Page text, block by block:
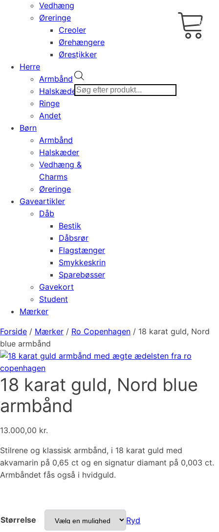
Vedhæng
Øreringe
Creoler
Ørehængere
Ørestikker
Herre
Armbånd
Halskæder
Ringe
Andet
Børn
Armbånd
Halskæder
Vedhæng &
Charms
Øreringe
Gaveartikler
Dåb
Bestik
Dåbsrør
Flagstænger
Smykkeskrin
Sparebøsser
Gavekort
Student
Mærker
search
0,00
Forside / Mærker / Ro Copenhagen / 18 karat guld, Nord
blue armbånd
18 karat guld, Nord blue
armbånd
13.000,00 kr.
Stilrene og klassisk armbånd, i 18 karat guld med
akvamarin på 0,65 ct og en signatur diamant på 0,003 ct.
Armbåndet fås også i hvidguld.
Størrelse Ryd